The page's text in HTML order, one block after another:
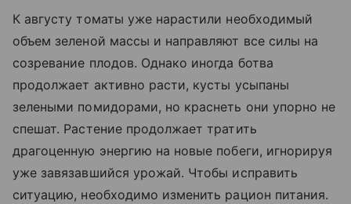
К августу томаты уже нарастили необходимый
объем зеленой массы и направляют все силы на
созревание плодов. Однако иногда ботва
продолжает активно расти, кусты усыпаны
зелеными помидорами, но краснеть они упорно не
спешат. Растение продолжает тратить
драгоценную энергию на новые побеги, игнорируя
уже завязавшийся урожай. Чтобы исправить
ситуацию, необходимо изменить рацион питания.